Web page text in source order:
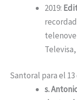
2019:
Santoral para el
s.